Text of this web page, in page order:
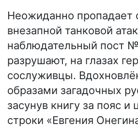
Неожиданно пропадает
внезапной танковой
наблюдательный пост
разрушают, на глазах
сослуживцы.
образами загадочных
засунув книгу за пояс и
строки «Евгения